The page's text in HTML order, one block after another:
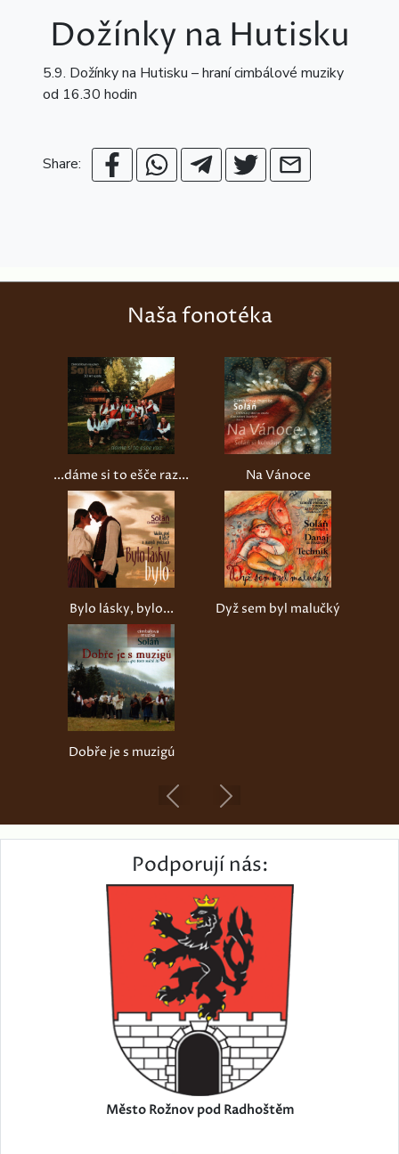
Dožínky na Hutisku
5.9. Dožínky na Hutisku – hraní cimbálové muziky
od 16.30 hodin
Share:
Naša fonotéka
...dáme si to ešče raz... Na Vánoce
Bylo lásky, bylo... Dyž sem byl malučký
Dobře je s muzigú
Previous
Podporují nás:
Město Rožnov pod Radhoštěm